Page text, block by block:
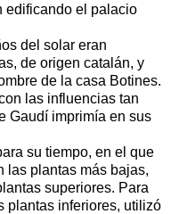
edificando el palacio
del solar eran
de origen catalán, y
de la casa Botines.
las influencias tan
Gaudí imprimía en sus
su tiempo, en el que
las plantas más bajas,
superiores. Para
plantas inferiores, utilizó